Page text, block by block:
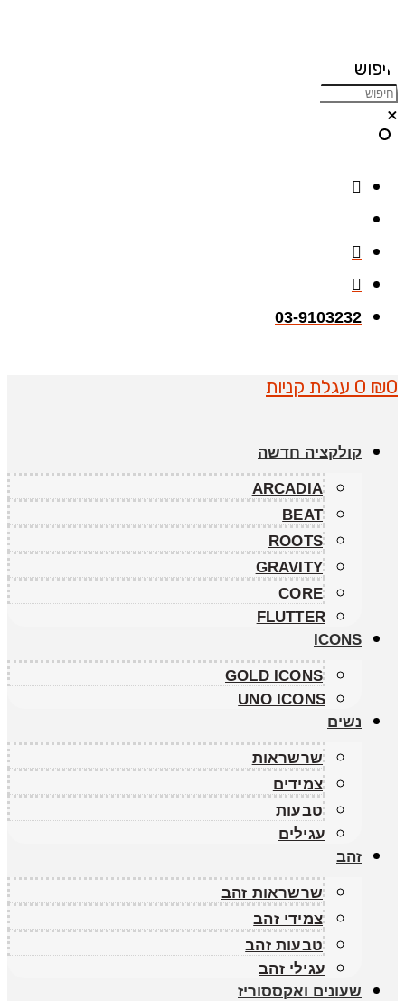
חיפוש
×
03-9103232
₪0
0 עגלת קניות
קולקציה חדשה
ARCADIA
BEAT
ROOTS
GRAVITY
CORE
FLUTTER
ICONS
GOLD ICONS
UNO ICONS
נשים
שרשראות
צמידים
טבעות
עגילים
זהב
שרשראות זהב
צמידי זהב
טבעות זהב
עגילי זהב
שעונים ואקססוריז